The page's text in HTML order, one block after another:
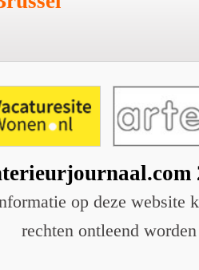
op deze website
rechten ontleend worden